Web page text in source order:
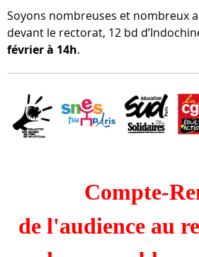
Soyons nombreuses et nombreux
devant le rectorat, 12 bd
février à 14h.
Compte-
de l'audience au